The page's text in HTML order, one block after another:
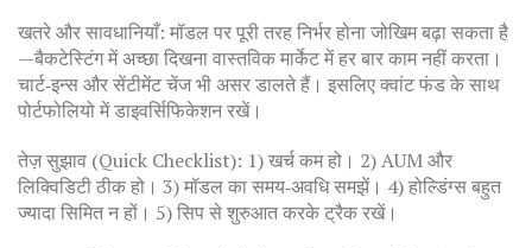
खतरे और सावधानियाँ: मॉडल पर पूरी तरह निर्भर होना जोखिम बढ़ा सकता है
—बैकटेस्टिंग में अच्छा दिखना वास्तविक मार्केट में हर बार काम नहीं करता।
चार्ट‑इन्स और सेंटीमेंट चेंज भी असर डालते हैं। इसलिए क्वांट फंड के साथ
पोर्टफोलियो में डाइवर्सिफिकेशन रखें।
तेज़ सुझाव (Quick Checklist): 1) खर्च कम हो। 2) AUM और
लिक्विडिटी ठीक हो। 3) मॉडल का समय‑अवधि समझें। 4) होल्डिंग्स बहुत
ज्यादा सिमित न हों। 5) सिप से शुरुआत करके ट्रैक रखें।